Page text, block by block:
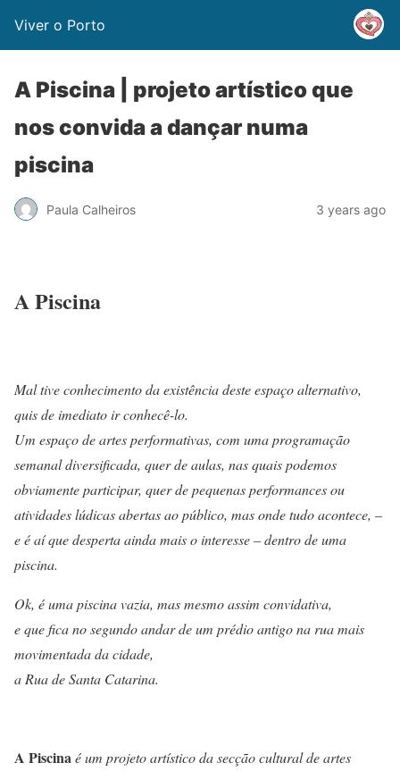
Viver o Porto
A Piscina | projeto artístico que
nos convida a dançar numa
piscina
Paula Calheiros 3 years ago
A Piscina
Mal tive conhecimento da existência deste espaço alternativo,
quis de imediato ir conhecê-lo.
Um espaço de artes performativas, com uma programação
semanal diversificada, quer de aulas, nas quais podemos
obviamente participar, quer de pequenas performances ou
atividades lúdicas abertas ao público, mas onde tudo acontece, –
e é aí que desperta ainda mais o interesse – dentro de uma
piscina.
Ok, é uma piscina vazia, mas mesmo assim convidativa,
e que fica no segundo andar de um prédio antigo na rua mais
movimentada da cidade,
a Rua de Santa Catarina.
A Piscinaé um projeto artístico da secção cultural de artes